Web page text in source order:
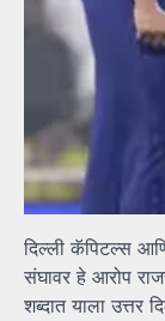
दिल्ली कॅपिटल्स
संघावर हे आरोप
शब्दात याला उत्तर